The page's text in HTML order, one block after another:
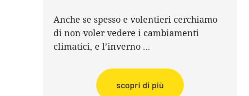
Anche se spesso e volentieri cerchiamo
di non voler vedere i cambiamenti
climatici, e l’inverno ...
scopri di più